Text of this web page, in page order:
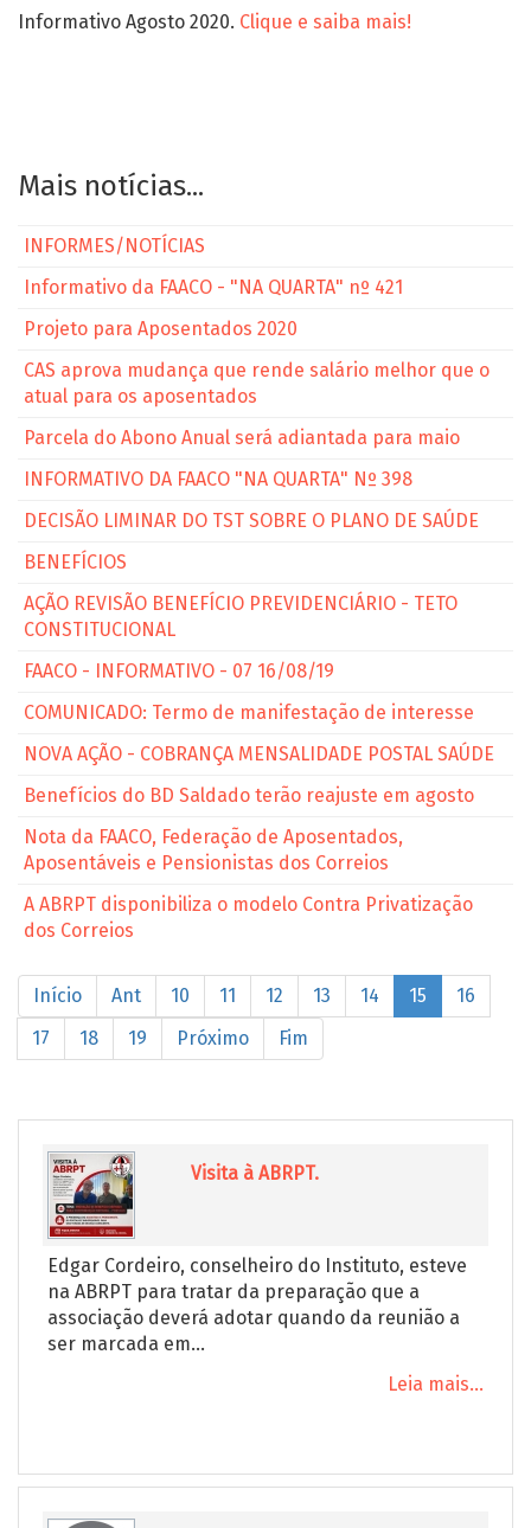
Informativo Agosto 2020. Clique e saiba mais!
Mais notícias...
INFORMES/NOTÍCIAS
Informativo da FAACO - "NA QUARTA" nº 421
Projeto para Aposentados 2020
CAS aprova mudança que rende salário melhor que o
atual para os aposentados
Parcela do Abono Anual será adiantada para maio
INFORMATIVO DA FAACO "NA QUARTA" Nº 398
DECISÃO LIMINAR DO TST SOBRE O PLANO DE SAÚDE
BENEFÍCIOS
AÇÃO REVISÃO BENEFÍCIO PREVIDENCIÁRIO - TETO
CONSTITUCIONAL
FAACO - INFORMATIVO - 07 16/08/19
COMUNICADO: Termo de manifestação de interesse
NOVA AÇÃO - COBRANÇA MENSALIDADE POSTAL SAÚDE
Benefícios do BD Saldado terão reajuste em agosto
Nota da FAACO, Federação de Aposentados,
Aposentáveis e Pensionistas dos Correios
A ABRPT disponibiliza o modelo Contra Privatização
dos Correios
Início Ant 10 11 12 13 14 15
16
17
18 19 Próximo Fim
Visita à ABRPT.
Edgar Cordeiro, conselheiro do Instituto, esteve
na ABRPT para tratar da preparação que a
associação deverá adotar quando da reunião a
ser marcada em...
Leia mais...